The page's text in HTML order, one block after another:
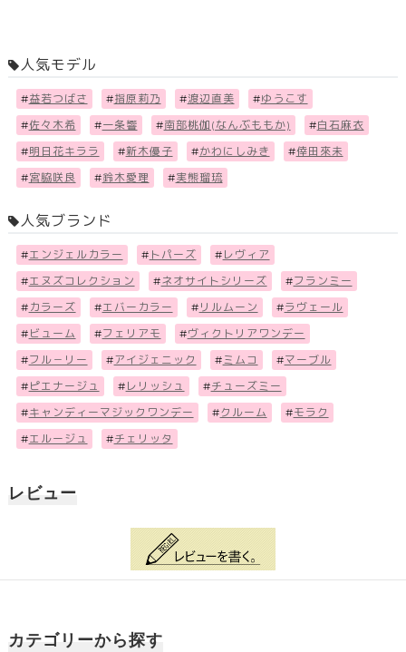
人気モデル
#益若つばさ #指原莉乃 #渡辺直美 #ゆうこす
#佐々木希 #一条響 #南部桃伽(なんぶももか) #白石麻衣
#明日花キララ #新木優子 #かわにしみき #倖田來未
#宮脇咲良 #鈴木愛理 #実熊瑠琉
人気ブランド
#エンジェルカラー # トパーズ # レヴィア
#エヌズコレクション #ネオサイトシリーズ #フランミー
# カラーズ #エバーカラー # リルムーン #ラヴェール
# ビューム #フェリアモ #ヴィクトリアワンデー
#フル－リー #アイジェニック # ミムコ #マーブル
# ピエナージュ # レリッシュ #チューズミー
#キャンディーマジックワンデー #クルーム #モラク
#エルージュ #チェリッタ
レビュー
カテゴリーから探す